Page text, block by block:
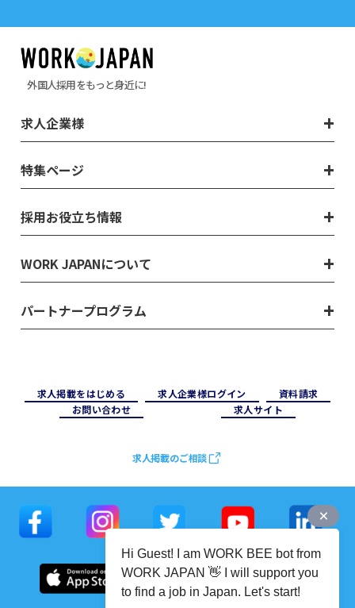
外国人採用をもっと身近に!
求人企業様
特集ページ
採用お役立ち情報
WORK JAPANについて
パートナープログラム
求⼈掲載をはじめる 求⼈企業様ログイン
資料請求
お問い合わせ
求⼈サイト
求人掲載のご相談
Hi Guest! I am WORK BEE bot from
WORK JAPAN 👋 I will support you
to find a job in Japan. Let's start!